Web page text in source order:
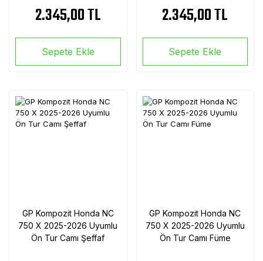
2.345,00 TL
Sepete Ekle
2.345,00 TL
Sepete Ekle
GP Kompozit Honda NC
750 X 2025-2026 Uyumlu
Ön Tur Camı Şeffaf
GP Kompozit Honda NC
750 X 2025-2026 Uyumlu
Ön Tur Camı Füme